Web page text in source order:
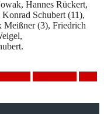
Hannes Rückert,
Schubert (11),
Meißner (3), Friedrich